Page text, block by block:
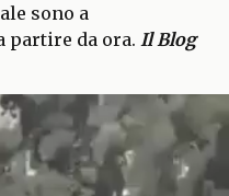
sono a
da ora. Il Blog